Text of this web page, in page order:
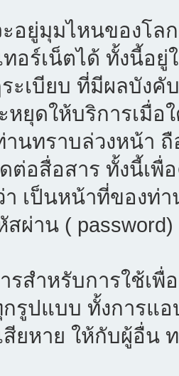
อยู่มุมไหนของโล
อร์เน็ตได้ ทั้งนี้อ
เบียบ ที่มีผลบังคั
หยุดให้บริการเมื่
นทราบล่วงหน้า
ต่อสื่อสาร ทั้งนี้เพื่
เป็นหน้าที่ของท่
สผ่าน (
รสำหรับการใช้เ
รูปแบบ ทั้งการแ
ยหาย ให้กับผู้อื่น